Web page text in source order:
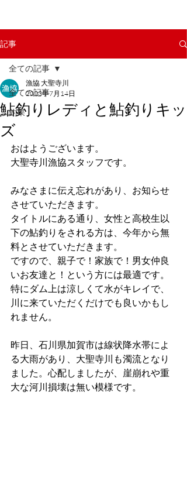
記事
全ての記事
釣果
全ての記事
鮎釣りレディと鮎釣りキッ
ズ
漁協 大聖寺川
2023年7月14日
おはようございます。
大聖寺川漁協スタッフです。
みなさまに伝え忘れがあり、お知らせ
させていただきます。
タイトルにある通り、女性と高校生以
下の鮎釣りをされる方は、今年から無
料とさせていただきます。
ですので、親子で！家族で！男女仲良
いお友達と！という方には最適です。
特にダム上は涼しくて水がキレイで、
川に来ていただくだけでも良いかもし
れません。
昨日、石川県加賀市は線状降水帯によ
る大雨があり、大聖寺川も濁流となり
ました。心配しましたが、崖崩れや重
大な河川損壊は無い模様です。